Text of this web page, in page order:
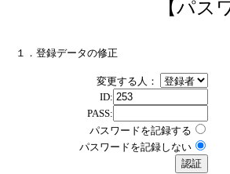
【パス
１．登録データの修正
変更する人：
ID:
PASS:
パスワードを記録する
パスワードを記録しない